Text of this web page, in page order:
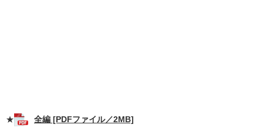
★ 全編 [PDFファイル／2MB]